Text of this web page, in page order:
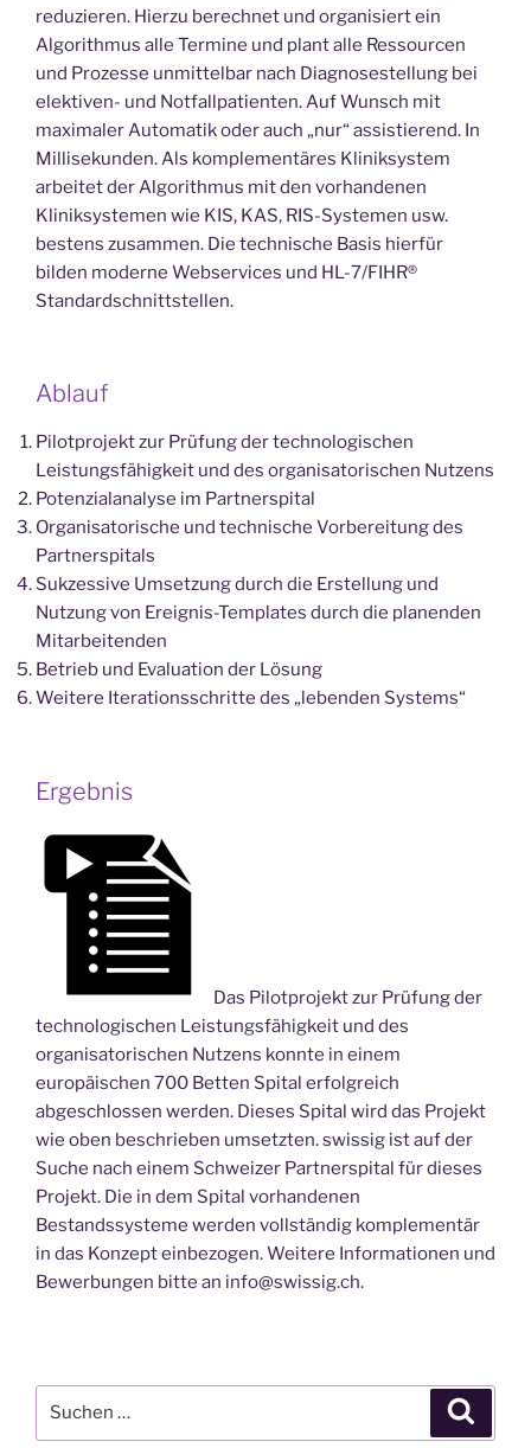
reduzieren. Hierzu berechnet und organisiert ein
Algorithmus alle Termine und plant alle Ressourcen
und Prozesse unmittelbar nach Diagnosestellung bei
elektiven- und Notfallpatienten. Auf Wunsch mit
maximaler Automatik oder auch „nur“ assistierend. In
Millisekunden. Als komplementäres Kliniksystem
arbeitet der Algorithmus mit den vorhandenen
Kliniksystemen wie KIS, KAS, RIS-Systemen usw.
bestens zusammen. Die technische Basis hierfür
bilden moderne Webservices und HL-7/FIHR®
Standardschnittstellen.
Ablauf
Pilotprojekt zur Prüfung der technologischen
Leistungsfähigkeit und des organisatorischen Nutzens
Potenzialanalyse im Partnerspital
Organisatorische und technische Vorbereitung des
Partnerspitals
Sukzessive Umsetzung durch die Erstellung und
Nutzung von Ereignis-Templates durch die planenden
Mitarbeitenden
Betrieb und Evaluation der Lösung
Weitere Iterationsschritte des „lebenden Systems“
Ergebnis
Das Pilotprojekt zur Prüfung der
technologischen Leistungsfähigkeit und des
organisatorischen Nutzens konnte in einem
europäischen 700 Betten Spital erfolgreich
abgeschlossen werden. Dieses Spital wird das Projekt
wie oben beschrieben umsetzten. swissig ist auf der
Suche nach einem Schweizer Partnerspital für dieses
Projekt. Die in dem Spital vorhandenen
Bestandssysteme werden vollständig komplementär
in das Konzept einbezogen. Weitere Informationen und
Bewerbungen bitte an info@swissig.ch.
nach: